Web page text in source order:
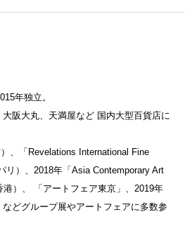
年独立。
阪大丸、天満屋など 国内大型百貨店に
、「Revelations International Fine
リ）、2018年「Asia Contemporary Art
）、 「アートフェア東京」、2019年
などグループ展やアートフェアに多数参